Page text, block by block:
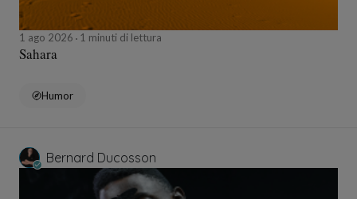
1 ago 2026 1 minuti di lettura
Sahara
Humor
Bernard Ducosson